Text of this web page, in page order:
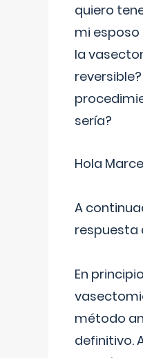
quiero
mi
la
sería?
Hola
A
respuesta
En
método
definitivo.